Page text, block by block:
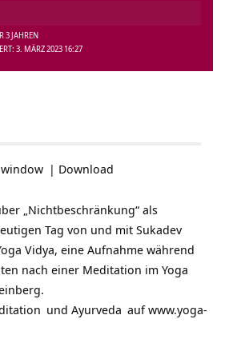
3. MÄRZ 2023 16:27
3 JAHREN
| Download
„Nichtbeschränkung“ als
Tag von und mit Sukadev
Vidya, eine Aufnahme während
nach einer Meditation im Yoga
und Ayurveda aufwww.yoga-